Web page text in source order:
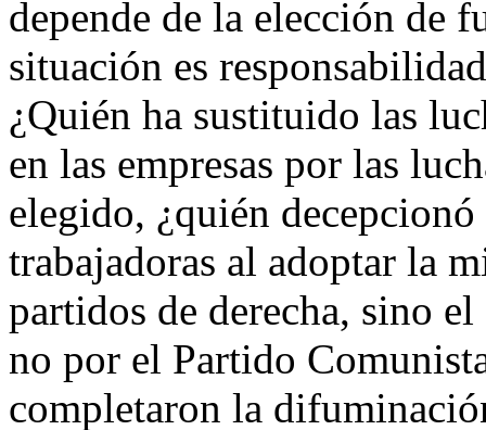
depende de la elección de
situación es
¿Quién ha sustituido las
en las empresas por las
elegido, ¿quién
trabajadoras al adoptar la
partidos de derecha, sino
no por el Partido
completaron la